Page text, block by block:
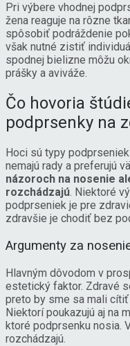
Pri výbere vhodnej
žena reaguje na rôzne
spôsobiť podráždenie
však nutné zistiť
spodnej bielizne môžu
prášky a aviváže.
Čo hovoria
podprsenky na
Hoci sú typy
nemajú rady a preferujú
názoroch na nosenie
rozchádzajú. Niektoré
podprseniek je pre
zdravšie je chodiť bez
Argumenty za
Hlavným dôvodom v
estetický faktor. Zdravé
preto by sme sa mali cítiť
Niektorí poukazujú aj na
ktoré podprsenku nosia.
rozchádzajú.